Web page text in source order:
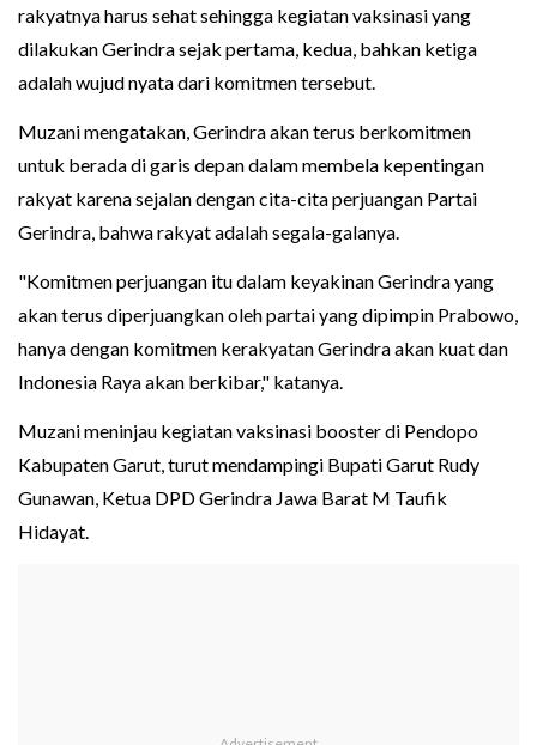
rakyatnya harus sehat sehingga kegiatan vaksinasi yang
dilakukan Gerindra sejak pertama, kedua, bahkan ketiga
adalah wujud nyata dari komitmen tersebut.
Muzani mengatakan, Gerindra akan terus berkomitmen
untuk berada di garis depan dalam membela kepentingan
rakyat karena sejalan dengan cita-cita perjuangan Partai
Gerindra, bahwa rakyat adalah segala-galanya.
"Komitmen perjuangan itu dalam keyakinan Gerindra yang
akan terus diperjuangkan oleh partai yang dipimpin Prabowo,
hanya dengan komitmen kerakyatan Gerindra akan kuat dan
Indonesia Raya akan berkibar," katanya.
Muzani meninjau kegiatan vaksinasi booster di Pendopo
Kabupaten Garut, turut mendampingi Bupati Garut Rudy
Gunawan, Ketua DPD Gerindra Jawa Barat M Taufik
Hidayat.